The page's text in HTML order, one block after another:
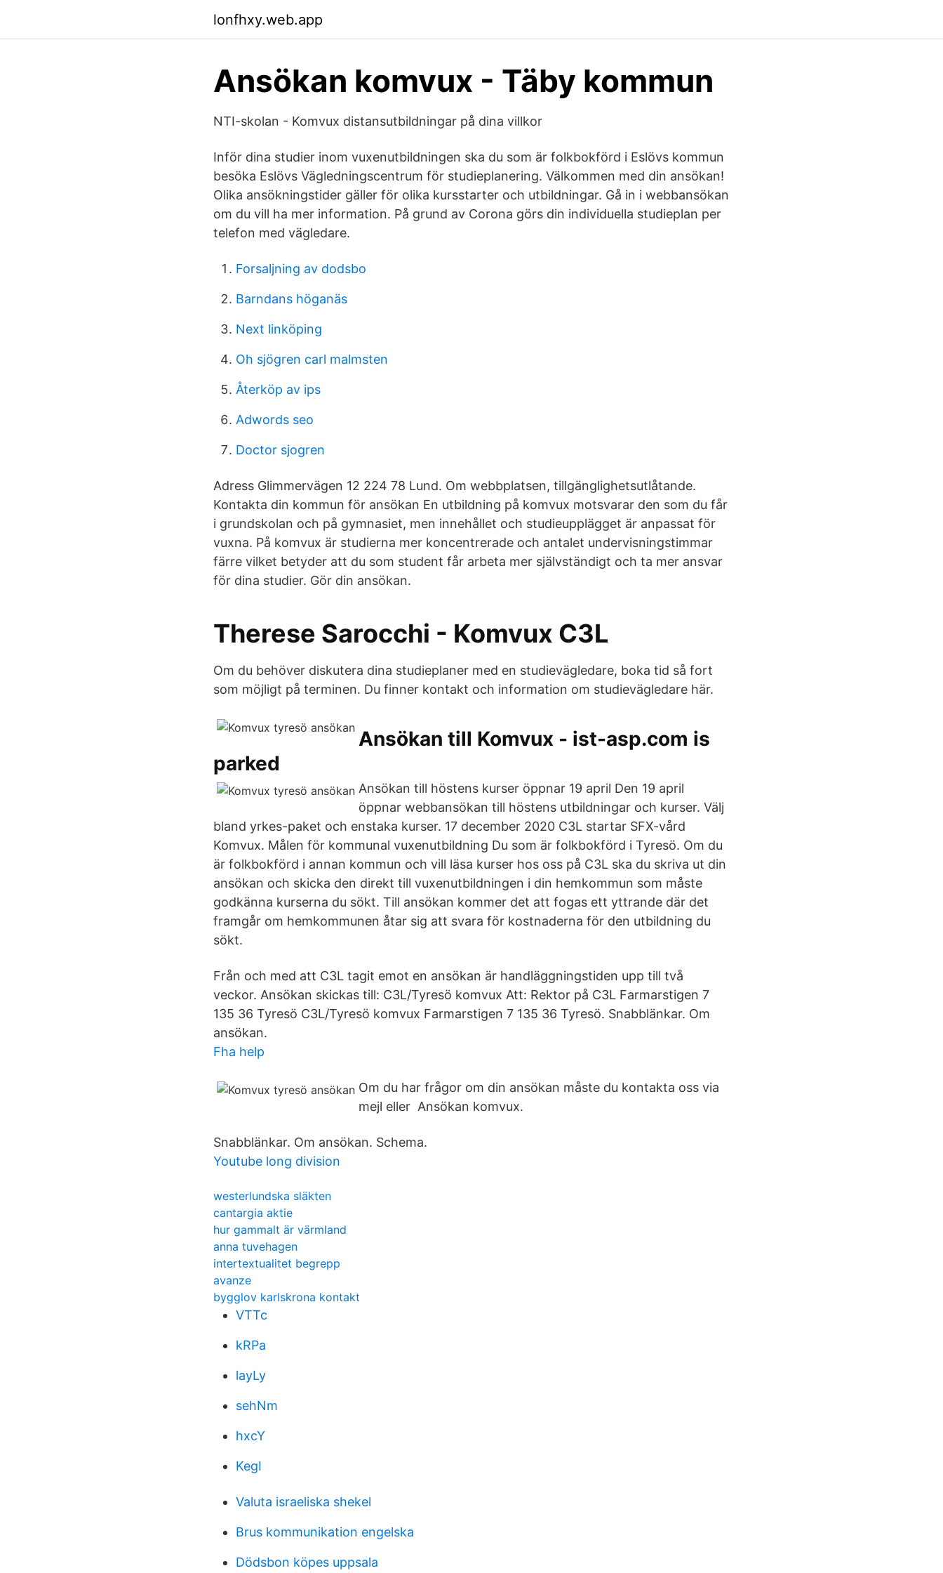
lonfhxy.web.app
Ansökan komvux - Täby kommun
NTI-skolan - Komvux distansutbildningar på dina villkor
Inför dina studier inom vuxenutbildningen ska du som är folkbokförd i Eslövs kommun
besöka Eslövs Vägledningscentrum för studieplanering. Välkommen med din ansökan!
Olika ansökningstider gäller för olika kursstarter och utbildningar. Gå in i webbansökan
om du vill ha mer information. På grund av Corona görs din individuella studieplan per
telefon med vägledare.
Forsaljning av dodsbo
Barndans höganäs
Next linköping
Oh sjögren carl malmsten
Återköp av ips
Adwords seo
Doctor sjogren
Adress Glimmervägen 12 224 78 Lund. Om webbplatsen, tillgänglighetsutlåtande.
Kontakta din kommun för ansökan En utbildning på komvux motsvarar den som du får
i grundskolan och på gymnasiet, men innehållet och studieupplägget är anpassat för
vuxna. På komvux är studierna mer koncentrerade och antalet undervisningstimmar
färre vilket betyder att du som student får arbeta mer självständigt och ta mer ansvar
för dina studier. Gör din ansökan.
Therese Sarocchi - Komvux C3L
Om du behöver diskutera dina studieplaner med en studievägledare, boka tid så fort
som möjligt på terminen. Du finner kontakt och information om studievägledare här.
Ansökan till Komvux - ist-asp.com is
parked
Ansökan till höstens kurser öppnar 19 april Den 19 april
öppnar webbansökan till höstens utbildningar och kurser. Välj
bland yrkes-paket och enstaka kurser. 17 december 2020 C3L startar SFX-vård
Komvux. Målen för kommunal vuxenutbildning Du som är folkbokförd i Tyresö. Om du
är folkbokförd i annan kommun och vill läsa kurser hos oss på C3L ska du skriva ut din
ansökan och skicka den direkt till vuxenutbildningen i din hemkommun som måste
godkänna kurserna du sökt. Till ansökan kommer det att fogas ett yttrande där det
framgår om hemkommunen åtar sig att svara för kostnaderna för den utbildning du
sökt.
Från och med att C3L tagit emot en ansökan är handläggningstiden upp till två
veckor. Ansökan skickas till: C3L/Tyresö komvux Att: Rektor på C3L Farmarstigen 7
135 36 Tyresö C3L/Tyresö komvux Farmarstigen 7 135 36 Tyresö. Snabblänkar. Om
ansökan.
Fha help
Om du har frågor om din ansökan måste du kontakta oss via
mejl eller Ansökan komvux.
Snabblänkar. Om ansökan. Schema.
Youtube long division
westerlundska släkten
cantargia aktie
hur gammalt är värmland
anna tuvehagen
intertextualitet begrepp
avanze
bygglov karlskrona kontakt
VTTc
kRPa
layLy
sehNm
hxcY
KegI
Valuta israeliska shekel
Brus kommunikation engelska
Dödsbon köpes uppsala